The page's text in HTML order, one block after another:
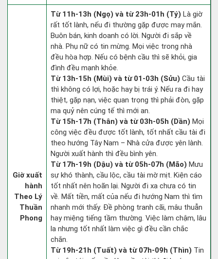
Giờ xuất
hành
Theo Lý
Thuần
Phong
Từ 11h-13h (Ngọ) và từ 23h-01h (Tý) Là giờ
rất tốt lành, nếu đi thường gặp được may mắn.
Buôn bán, kinh doanh có lời. Người đi sắp về
nhà. Phụ nữ có tin mừng. Mọi việc trong nhà
đều hòa hợp. Nếu có bệnh cầu thì sẽ khỏi, gia
đình đều mạnh khỏe.
Từ 13h-15h (Mùi) và từ 01-03h (Sửu) Cầu tài
thì không có lợi, hoặc hay bị trái ý. Nếu ra đi hay
thiệt, gặp nạn, việc quan trọng thì phải đòn, gặp
ma quỷ nên cúng tế thì mới an.
Từ 15h-17h (Thân) và từ 03h-05h (Dần) Mọi
công việc đều được tốt lành, tốt nhất cầu tài đi
theo hướng Tây Nam – Nhà cửa được yên lành.
Người xuất hành thì đều bình yên.
Từ 17h-19h (Dậu) và từ 05h-07h (Mão) Mưu
sự khó thành, cầu lộc, cầu tài mờ mịt. Kiện cáo
tốt nhất nên hoãn lại. Người đi xa chưa có tin
về. Mất tiền, mất của nếu đi hướng Nam thì tìm
nhanh mới thấy. Đề phòng tranh cãi, mâu thuẫn
hay miệng tiếng tầm thường. Việc làm chậm, lâu
la nhưng tốt nhất làm việc gì đều cần chắc
chắn.
Từ 19h-21h (Tuất) và từ 07h-09h (Thìn) Tin